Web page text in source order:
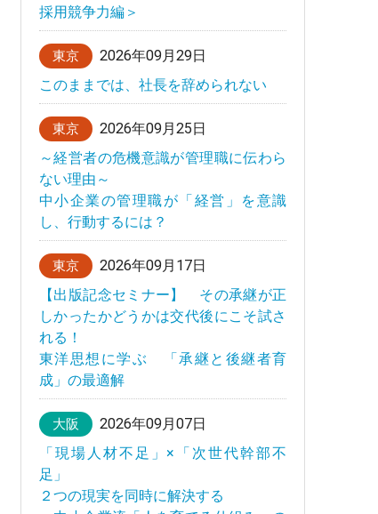
採用競争力編＞
東京
2026年09月29日
このままでは、社長を辞められない
東京
2026年09月25日
～経営者の危機意識が管理職に伝わら
ない理由～
中小企業の管理職が「経営」を意識
し、行動するには？
東京
2026年09月17日
【出版記念セミナー】 その承継が正
しかったかどうかは交代後にこそ試さ
れる！
東洋思想に学ぶ 「承継と後継者育
成」の最適解
大阪
2026年09月07日
「現場人材不足」×「次世代幹部不
足」
２つの現実を同時に解決する